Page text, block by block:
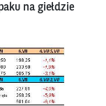
na giełdzie